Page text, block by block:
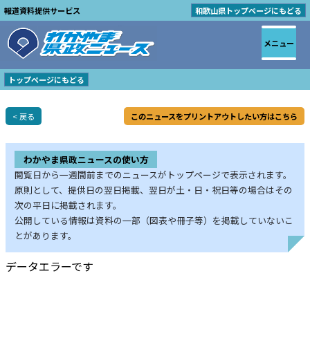
報道資料提供サービス 和歌山県トップページにもどる
トップページにもどる
< 戻る このニュースをプリントアウトしたい方はこちら
わかやま県政ニュースの使い方
閲覧日から一週間前までのニュースがトップページで表示されます。
原則として、提供日の翌日掲載、翌日が土・日・祝日等の場合はその
次の平日に掲載されます。
公開している情報は資料の一部（図表や冊子等）を掲載していないこ
とがあります。
データエラーです
メニュー